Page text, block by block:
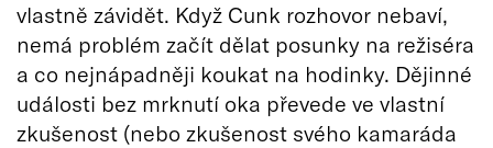
vlastně závidět. Když Cunk rozhovor nebaví,
nemá problém začít dělat posunky na režiséra
a co nejnápadněji koukat na hodinky. Dějinné
události bez mrknutí oka převede ve vlastní
zkušenost (nebo zkušenost svého kamaráda